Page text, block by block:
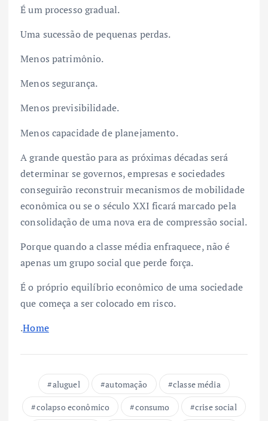
É um processo gradual.
Uma sucessão de pequenas perdas.
Menos patrimônio.
Menos segurança.
Menos previsibilidade.
Menos capacidade de planejamento.
A grande questão para as próximas décadas será
determinar se governos, empresas e sociedades
conseguirão reconstruir mecanismos de mobilidade
econômica ou se o século XXI ficará marcado pela
consolidação de uma nova era de compressão social.
Porque quando a classe média enfraquece, não é
apenas um grupo social que perde força.
É o próprio equilíbrio econômico de uma sociedade
que começa a ser colocado em risco.
.Home
aluguel automação
classe média
colapso econômico
consumo
crise social